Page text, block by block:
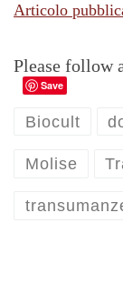
Articolo
Please follow
Save
Biocult
Molise